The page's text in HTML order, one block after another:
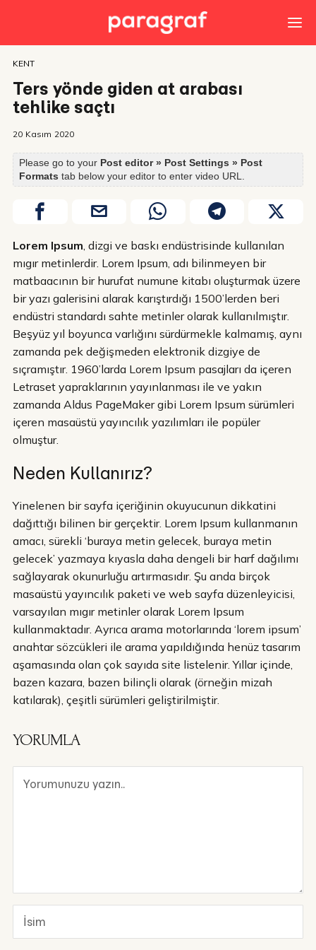
KENT
Ters yönde giden at arabası
tehlike saçtı
20 Kasım 2020
Please go to your Post editor » Post Settings » Post
Formats tab below your editor to enter video URL.
Lorem Ipsum, dizgi ve baskı endüstrisinde kullanılan
mıgır metinlerdir. Lorem Ipsum, adı bilinmeyen bir
matbaacının bir hurufat numune kitabı oluşturmak üzere
bir yazı galerisini alarak karıştırdığı 1500’lerden beri
endüstri standardı sahte metinler olarak kullanılmıştır.
Beşyüz yıl boyunca varlığını sürdürmekle kalmamış, aynı
zamanda pek değişmeden elektronik dizgiye de
sıçramıştır. 1960’larda Lorem Ipsum pasajları da içeren
Letraset yapraklarının yayınlanması ile ve yakın
zamanda Aldus PageMaker gibi Lorem Ipsum sürümleri
içeren masaüstü yayıncılık yazılımları ile popüler
olmuştur.
Neden Kullanırız?
Yinelenen bir sayfa içeriğinin okuyucunun dikkatini
dağıttığı bilinen bir gerçektir. Lorem Ipsum kullanmanın
amacı, sürekli ‘buraya metin gelecek, buraya metin
gelecek’ yazmaya kıyasla daha dengeli bir harf dağılımı
sağlayarak okunurluğu artırmasıdır. Şu anda birçok
masaüstü yayıncılık paketi ve web sayfa düzenleyicisi,
varsayılan mıgır metinler olarak Lorem Ipsum
kullanmaktadır. Ayrıca arama motorlarında ‘lorem ipsum’
anahtar sözcükleri ile arama yapıldığında henüz tasarım
aşamasında olan çok sayıda site listelenir. Yıllar içinde,
bazen kazara, bazen bilinçli olarak (örneğin mizah
katılarak), çeşitli sürümleri geliştirilmiştir.
YORUMLA